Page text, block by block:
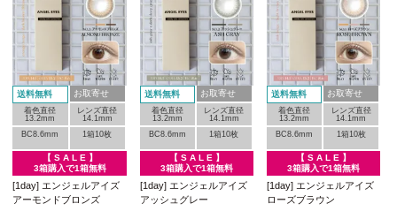
送料無料 お取寄せ
着色直径
13.2mm
レンズ直径
14.1mm
BC8.6mm
1箱10枚
【 S A L E 】
3箱購入で1箱無料
[1day] エンジェルアイズ
アーモンドブロンズ
送料無料 お取寄せ
着色直径
13.2mm
レンズ直径
14.1mm
BC8.6mm
1箱10枚
【 S A L E 】
3箱購入で1箱無料
[1day] エンジェルアイズ
アッシュグレー
送料無料 お取寄せ
着色直径
13.2mm
レンズ直径
14.1mm
BC8.6mm
1箱10枚
【 S A L E 】
3箱購入で1箱無料
[1day] エンジェルアイズ
ローズブラウン